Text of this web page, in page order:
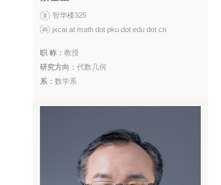
智华楼325
jxcai at math dot pku dot edu dot cn
职 称：教授
研究方向：代数几何
系：数学系